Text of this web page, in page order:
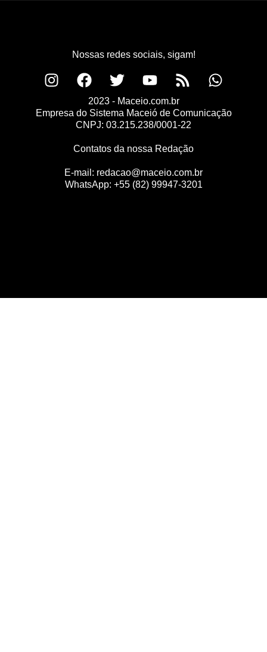
Nossas redes sociais, sigam!
2023 - Maceio.com.br
Empresa do Sistema Maceió de Comunicação
CNPJ: 03.215.238/0001-22
Contatos da nossa Redação
E-mail: redacao@maceio.com.br
WhatsApp: +55 (82) 99947-3201